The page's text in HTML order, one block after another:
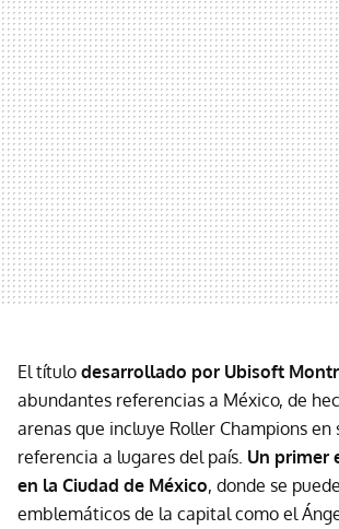
El título desarrollado por Ubisoft
abundantes referencias a México, de
arenas que incluye Roller Champions en
referencia a lugares del país. Un primer
en la Ciudad de México, donde se
emblemáticos de la capital como el